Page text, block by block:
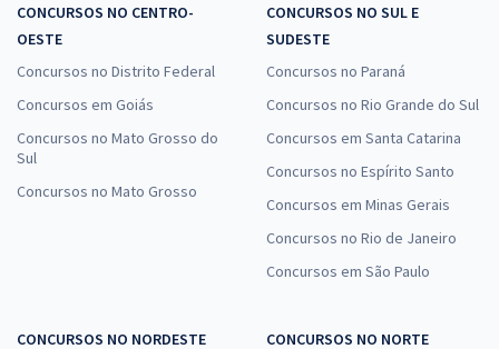
CONCURSOS NO CENTRO-
OESTE
Concursos no Distrito Federal
Concursos em Goiás
Concursos no Mato Grosso do
Sul
Concursos no Mato Grosso
CONCURSOS NO SUL E
SUDESTE
Concursos no Paraná
Concursos no Rio Grande do Sul
Concursos em Santa Catarina
Concursos no Espírito Santo
Concursos em Minas Gerais
Concursos no Rio de Janeiro
Concursos em São Paulo
CONCURSOS NO NORDESTE
CONCURSOS NO NORTE